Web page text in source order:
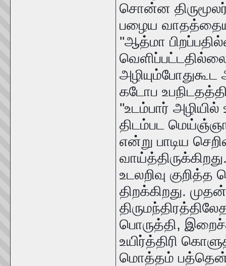
சொன்ன
பழைய
''ஆத்மா
கடோப
''உடம்பார் அழியில்
திடம்பட
என்று பாடிய
உடலறிவு
திறக்கிறது.
பொருத்தி,
உயிர்த்திரி
மொத்தம்